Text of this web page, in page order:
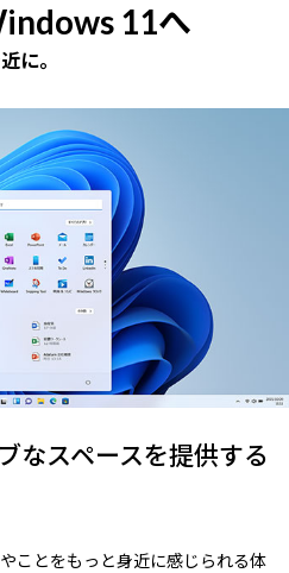
11へ
に。
なスペースを提供する
ことをもっと身近に感じられる体